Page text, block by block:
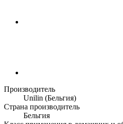
Производитель
Unilin (Бельгия)
Страна производитель
Бельгия